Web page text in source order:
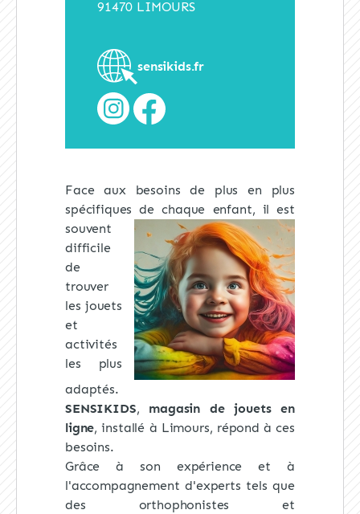
91470 LIMOURS
sensikids.fr
Face aux besoins de plus en plus
spécifiques de chaque enfant, il est
souvent
difficile
de
trouver
les jouets
et
activités
les plus
adaptés.
SENSIKIDS, magasin de jouets en
ligne, installé à Limours, répond à ces
besoins.
Grâce à son expérience et à
l'accompagnement d'experts tels que
des orthophonistes et